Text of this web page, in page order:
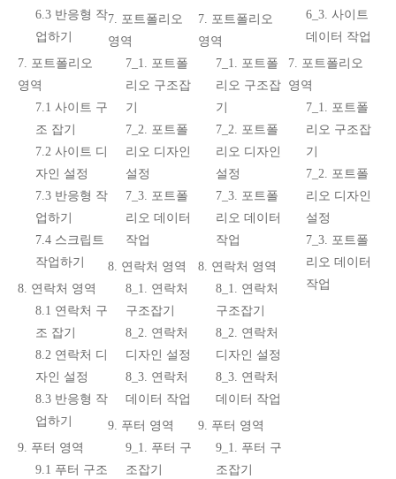
6.3 반응형 작
업하기
7. 포트폴리오
영역
7.1 사이트 구
조 잡기
7.2 사이트 디
자인 설정
7.3 반응형 작
업하기
7.4 스크립트
작업하기
8. 연락처 영역
8.1 연락처 구
조 잡기
8.2 연락처 디
자인 설정
8.3 반응형 작
업하기
9. 푸터 영역
9.1 푸터 구조
7. 포트폴리오
영역
7_1. 포트폴
리오 구조잡
기
7_2. 포트폴
리오 디자인
설정
7_3. 포트폴
리오 데이터
작업
8. 연락처 영역
8_1. 연락처
구조잡기
8_2. 연락처
디자인 설정
8_3. 연락처
데이터 작업
9. 푸터 영역
9_1. 푸터 구
조잡기
7. 포트폴리오
영역
7_1. 포트폴
리오 구조잡
기
7_2. 포트폴
리오 디자인
설정
7_3. 포트폴
리오 데이터
작업
8. 연락처 영역
8_1. 연락처
구조잡기
8_2. 연락처
디자인 설정
8_3. 연락처
데이터 작업
9. 푸터 영역
9_1. 푸터 구
조잡기
6_3. 사이트
데이터 작업
7. 포트폴리오
영역
7_1. 포트폴
리오 구조잡
기
7_2. 포트폴
리오 디자인
설정
7_3. 포트폴
리오 데이터
작업